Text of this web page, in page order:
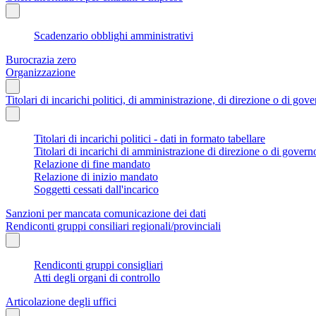
Scadenzario obblighi amministrativi
Burocrazia zero
Organizzazione
Titolari di incarichi politici, di amministrazione, di direzione o di
Titolari di incarichi politici - dati in formato tabellare
Titolari di incarichi di amministrazione di direzione o di
Relazione di fine mandato
Relazione di inizio mandato
Soggetti cessati dall'incarico
Sanzioni per mancata comunicazione dei dati
Rendiconti gruppi consiliari regionali/provinciali
Rendiconti gruppi consigliari
Atti degli organi di controllo
Articolazione degli uffici